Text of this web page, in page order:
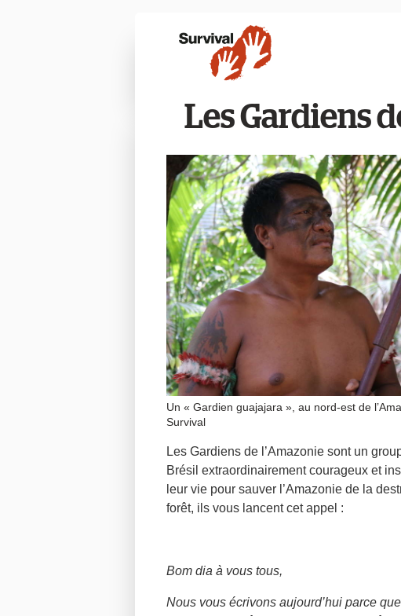
Les Gardiens
Un « Gardien guajajara », au nord-est de
Survival
Les Gardiens de l’Amazonie sont un
Brésil extraordinairement courageux et
leur vie pour sauver l’Amazonie de la
forêt, ils vous lancent cet appel :
Bom dia à vous tous,
Nous vous écrivons aujourd’hui parce